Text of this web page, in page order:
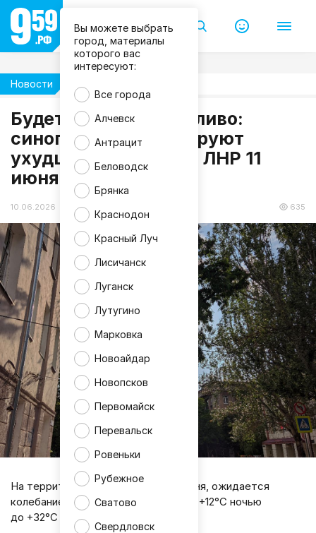
Вы можете выбрать
город, материалы
которого вас
интересуют:
Все города
Алчевск
Антрацит
Беловодск
Брянка
Краснодон
Красный Луч
Лисичанск
Луганск
Лутугино
Марковка
Новоайдар
Новопсков
Первомайск
Перевальск
Ровеньки
Рубежное
Сватово
Свердловск
Новости
Будет жарко и дождливо:
синоптики прогнозируют
ухудшение погоды в ЛНР 11
июня
10.06.2026 19:31 635
На территории ЛНР в четверг, 11 июня, ожидается
колебание температуры воздуха от +12°С ночью
до +32°С днём.